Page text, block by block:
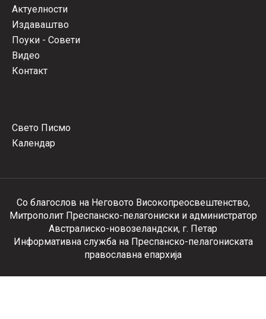
Актуелности
Издаваштво
Поуки - Совети
Видео
Контакт
Свето Писмо
Календар
Со благослов на Неговото Високопреосвештенство,
Митрополит Преспанско-пелагониски и администратор
Австралиско-новозеландски, г. Петар
Информативна служба на Преспанско-пелагониската
православна епархија